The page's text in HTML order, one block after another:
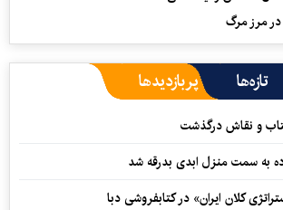
مرز مرگ
تازه‌ها پربازدیدها
و نقاش درگذشت
به سمت منزل ابدی بدرقه شد
کلان ایران» در کتابفروشی دبا